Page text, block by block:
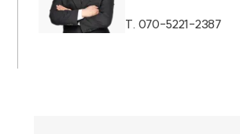
T. 070-5221-2387